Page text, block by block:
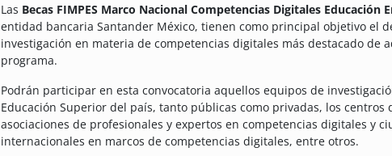
Las Becas FIMPES Marco Nacional Competencias Digitales Educación
entidad bancaria Santander México, tienen como principal objetivo el
investigación en materia de competencias digitales más destacado de
programa.
Podrán participar en esta convocatoria aquellos equipos de
Educación Superior del país, tanto públicas como privadas, los
asociaciones de profesionales y expertos en competencias digitales y
internacionales en marcos de competencias digitales, entre otros.